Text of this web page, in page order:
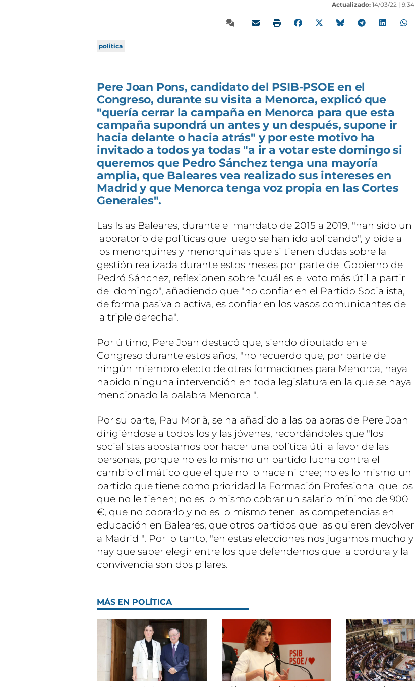
Actualizado: 14/03/22 | 9:34
politica
Pere Joan Pons, candidato del PSIB-PSOE en el
Congreso, durante su visita a Menorca, explicó que
"quería cerrar la campaña en Menorca para que esta
campaña supondrá un antes y un después, supone ir
hacia delante o hacia atrás" y por este motivo ha
invitado a todos ya todas "a ir a votar este domingo si
queremos que Pedro Sánchez tenga una mayoría
amplia, que Baleares vea realizado sus intereses en
Madrid y que Menorca tenga voz propia en las Cortes
Generales".
Las Islas Baleares, durante el mandato de 2015 a 2019, "han sido un
laboratorio de políticas que luego se han ido aplicando", y pide a
los menorquines y menorquinas que si tienen dudas sobre la
gestión realizada durante estos meses por parte del Gobierno de
Pedró Sánchez, reflexionen sobre "cuál es el voto más útil a partir
del domingo", añadiendo que "no confiar en el Partido Socialista,
de forma pasiva o activa, es confiar en los vasos comunicantes de
la triple derecha".
Por último, Pere Joan destacó que, siendo diputado en el
Congreso durante estos años, "no recuerdo que, por parte de
ningún miembro electo de otras formaciones para Menorca, haya
habido ninguna intervención en toda legislatura en la que se haya
mencionado la palabra Menorca ".
Por su parte, Pau Morlà, se ha añadido a las palabras de Pere Joan
dirigiéndose a todos los y las jóvenes, recordándoles que "los
socialistas apostamos por hacer una política útil a favor de las
personas, porque no es lo mismo un partido lucha contra el
cambio climático que el que no lo hace ni cree; no es lo mismo un
partido que tiene como prioridad la Formación Profesional que los
que no le tienen; no es lo mismo cobrar un salario mínimo de 900
€, que no cobrarlo y no es lo mismo tener las competencias en
educación en Baleares, que otros partidos que las quieren devolver
a Madrid ". Por lo tanto, "en estas elecciones nos jugamos mucho y
hay que saber elegir entre los que defendemos que la cordura y la
convivencia son dos pilares.
MÁS EN POLÍTICA